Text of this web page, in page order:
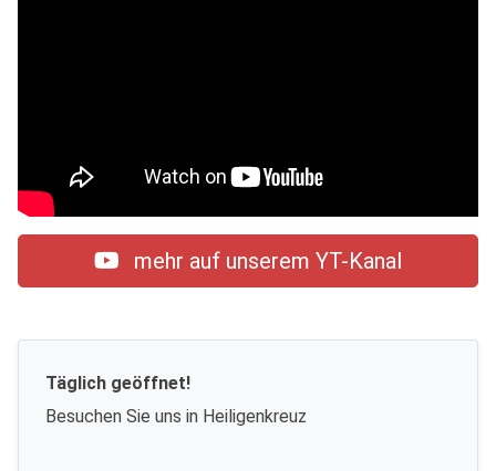
mehr auf unserem YT-Kanal
Täglich geöffnet!
Besuchen Sie uns in Heiligenkreuz